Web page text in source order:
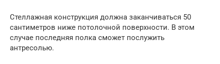
Стеллажная конструкция должна заканчиваться 50
сантиметров ниже потолочной поверхности. В этом
случае последняя полка сможет послужить
антресолью.